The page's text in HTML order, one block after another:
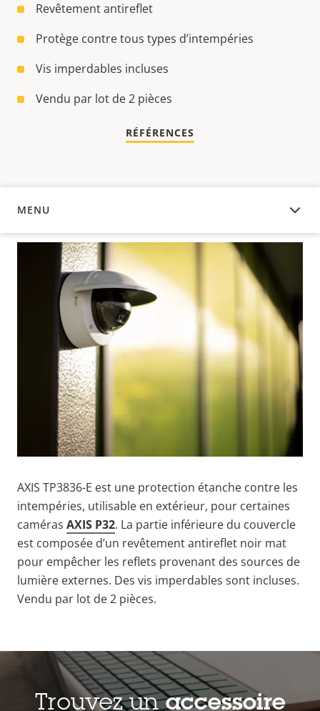
Revêtement antireflet
Protège contre tous types d’intempéries
Vis imperdables incluses
Vendu par lot de 2 pièces
RÉFÉRENCES
MENU
APERÇU
AXIS TP3836-E est une protection étanche contre les
intempéries, utilisable en extérieur, pour certaines
caméras AXIS P32. La partie inférieure du couvercle
est composée d’un revêtement antireflet noir mat
pour empêcher les reflets provenant des sources de
lumière externes. Des vis imperdables sont incluses.
Vendu par lot de 2 pièces.
Trouvez unaccessoire